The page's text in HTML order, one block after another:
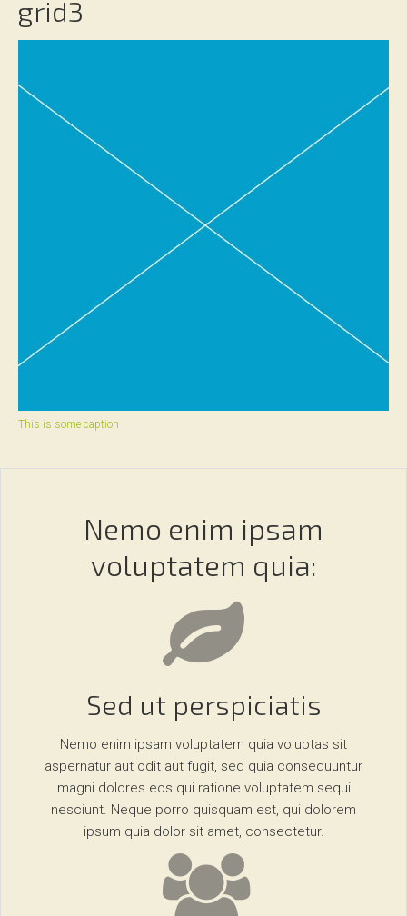
Cookieinformationen
grid3
This is some caption
Nemo enim ipsam
voluptatem quia:
Sed ut perspiciatis
Nemo enim ipsam voluptatem quia voluptas sit
aspernatur aut odit aut fugit, sed quia consequuntur
magni dolores eos qui ratione voluptatem sequi
nesciunt. Neque porro quisquam est, qui dolorem
ipsum quia dolor sit amet, consectetur.